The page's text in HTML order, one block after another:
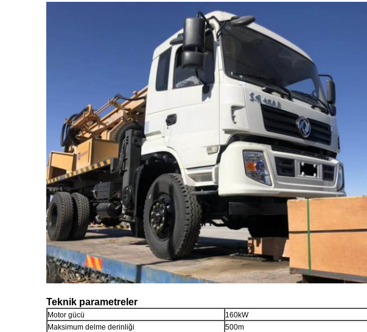
Teknik parametreler
Motor gücü
160kW
Maksimum delme derinliği
500m